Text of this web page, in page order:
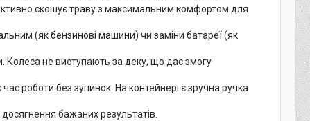
скошує траву з максимальним комфортом для
(як бензинові машини) чи заміни батареї (як
Колеса не виступають за деку, що дає змогу
роботи без зупинок. На контейнері є зручна ручка
бажаних результатів.